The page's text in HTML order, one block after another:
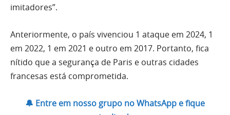
imitadores”.
Anteriormente, o país vivenciou 1 ataque em 2024, 1
em 2022, 1 em 2021 e outro em 2017. Portanto, fica
nítido que a segurança de Paris e outras cidades
francesas está comprometida.
🔔 Entre em nosso grupo no WhatsApp e fique